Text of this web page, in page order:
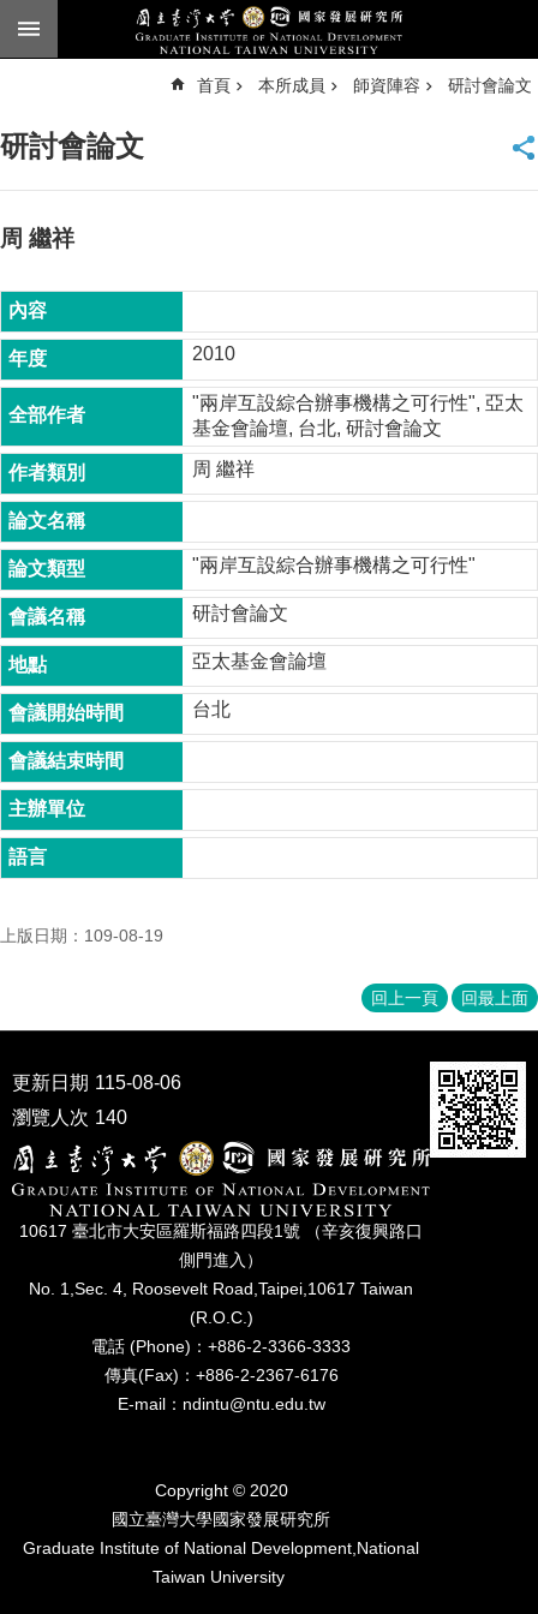
跳到主要內容區塊
臺
頁
公
告
本
所
介
本
所
成
員
博
士
班
碩
士
班
在
職
專
學
家
發
研
究
刊
口
首頁 本所成員 師資陣容 研討會論文
研討會論文
周 繼祥
2010
"兩岸互設綜合辦事機構之可行性", 亞太
基金會論壇, 台北, 研討會論文
周 繼祥
"兩岸互設綜合辦事機構之可行性"
研討會論文
亞太基金會論壇
台北
上版日期：109-08-19
回上一頁 回最上面
更新日期 115-08-06
瀏覽人次 140
10617 臺北市⼤安區羅斯福路四段1號 （辛亥復興路⼝
側⾨進入）
No. 1,Sec. 4, Roosevelt Road,Taipei,10617 Taiwan
(R.O.C.)
電話 (Phone)：+886-2-3366-3333
傳真(Fax)：+886-2-2367-6176
E-mail：ndintu@ntu.edu.tw
Copyright © 2020
國立臺灣⼤學國家發展研究所
Graduate Institute of National Development,National
Taiwan University